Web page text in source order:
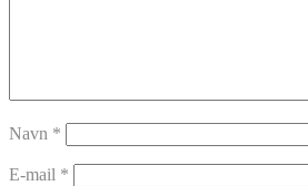
Navn *
E-mail *